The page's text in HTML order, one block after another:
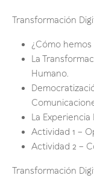
Transformación
¿Cómo
La
Humano.
La
Actividad 1 –
Actividad 2 –
Transformación